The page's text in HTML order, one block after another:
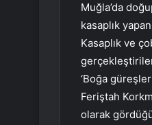
Muğla’da
kasaplık
Kasaplık ve
‘Boğa
Feriştah
olarak